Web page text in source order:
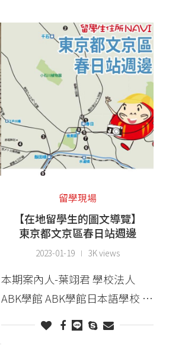
留學現場
【在地留學生的圖文導覽】
東京都文京區春日站週邊
2023-01-19 3K views
本期案內人-葉翊君 學校法人
ABK學館 ABK學館日本語學校 …